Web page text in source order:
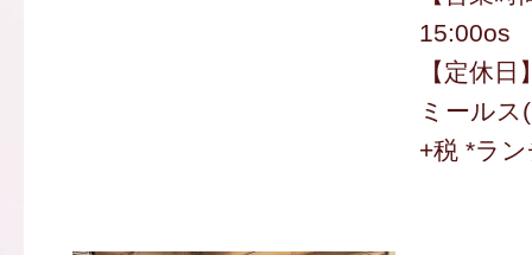
15:00os
【定休日
ミール
+税 *ラ